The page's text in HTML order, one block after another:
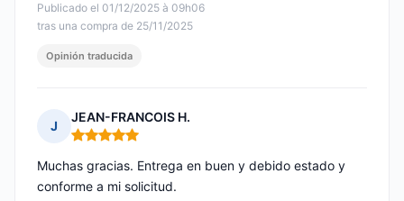
Publicado el 01/12/2025 à 09h06
tras una compra de 25/11/2025
Opinión traducida
J
JEAN-FRANCOIS H.
Nota: 5 de 5
Muchas gracias. Entrega en buen y debido estado y
conforme a mi solicitud.